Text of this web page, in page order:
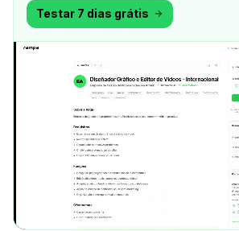
negócios fecham.
Testar 7 dias grátis